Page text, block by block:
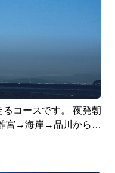
コースです。 夜発朝
宮→海岸→品川からは
国道15号→みなとみら
→国道16号(暗い道を